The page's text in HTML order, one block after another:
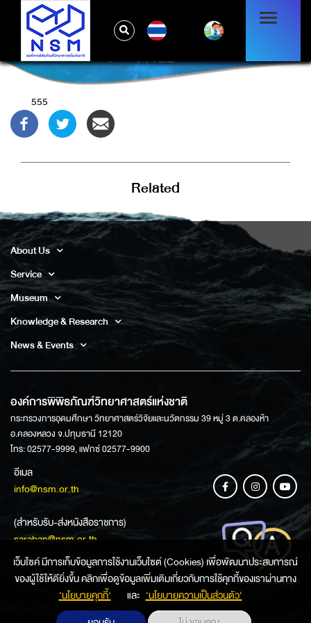
PAGE
555
Related
About Us
Service
Museum
Knowledge & Research
News & Events
องค์การพิพิธภัณฑ์วิทยาศาสตร์แห่งชาติ
กระทรวงการอุดมศึกษา วิทยาศาสตร์วิจัยและนวัตกรรม 39 หมู่ 3 ต.คลองห้า
อ.คลองหลวง จ.ปทุมธานี 12120
โทร: 02577-9999, แฟกซ์ 02577-9900
อีเมล
info@nsm.or.th
(สำหรับรับ-ส่งหนังสือราชการ)
saraban@nsm.or.th
ช่องทางการสอบถามข้อมูล
เว็บไซค์ มีการเก็บข้อมูลการใช้งานเว็บไซต์ (Cookies) เพื่อพัฒนาประสบการณ์
ของผู้ใช้ให้ดียิ่งขึ้น คลิกเพื่อดูข้อมูลเพิ่มเติมเกี่ยวกับการใช้คุกกี้ของเราผ่านทาง
‘นโยบายคุกกี้’
และ ‘นโยบายความเป็นส่วนตัว'